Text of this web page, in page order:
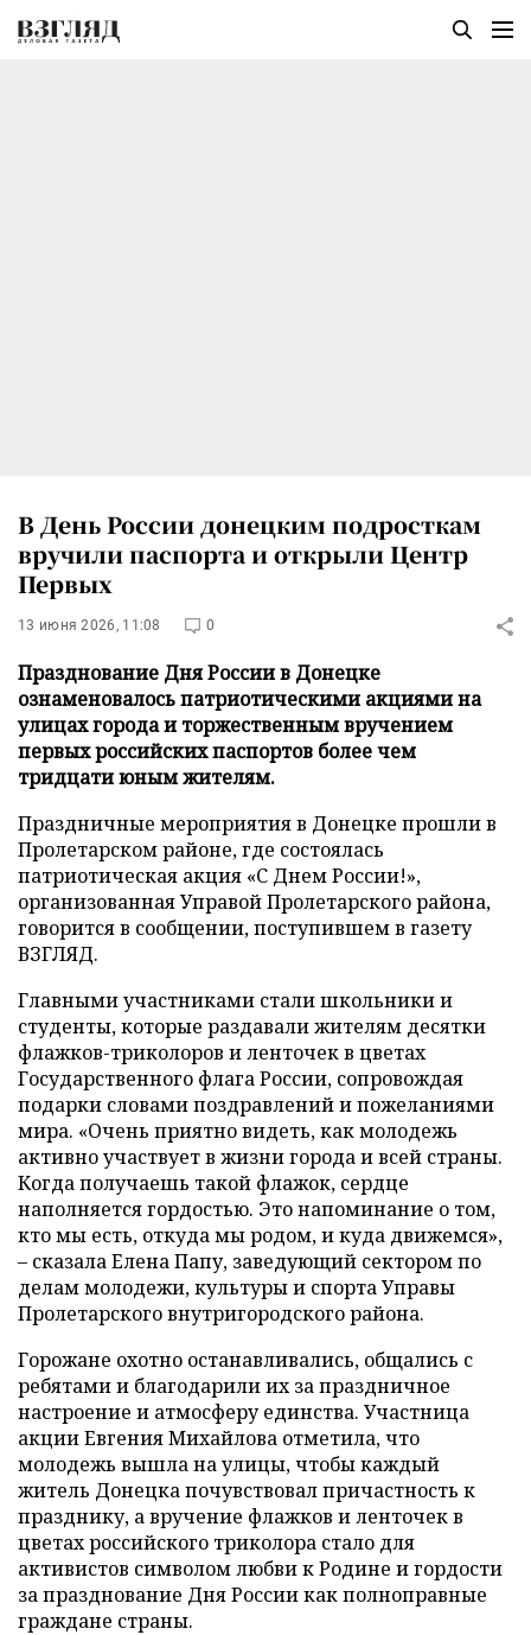
В День России донецким подросткам
вручили паспорта и открыли Центр
Первых
13 июня 2026, 11:08 0
Празднование Дня России в Донецке
ознаменовалось патриотическими акциями на
улицах города и торжественным вручением
первых российских паспортов более чем
тридцати юным жителям.
Праздничные мероприятия в Донецке прошли в
Пролетарском районе, где состоялась
патриотическая акция «С Днем России!»,
организованная Управой Пролетарского района,
говорится в сообщении, поступившем в газету
ВЗГЛЯД.
Главными участниками стали школьники и
студенты, которые раздавали жителям десятки
флажков-триколоров и ленточек в цветах
Государственного флага России, сопровождая
подарки словами поздравлений и пожеланиями
мира. «Очень приятно видеть, как молодежь
активно участвует в жизни города и всей страны.
Когда получаешь такой флажок, сердце
наполняется гордостью. Это напоминание о том,
кто мы есть, откуда мы родом, и куда движемся»,
– сказала Елена Папу, заведующий сектором по
делам молодежи, культуры и спорта Управы
Пролетарского внутригородского района.
Горожане охотно останавливались, общались с
ребятами и благодарили их за праздничное
настроение и атмосферу единства. Участница
акции Евгения Михайлова отметила, что
молодежь вышла на улицы, чтобы каждый
житель Донецка почувствовал причастность к
празднику, а вручение флажков и ленточек в
цветах российского триколора стало для
активистов символом любви к Родине и гордости
за празднование Дня России как полноправные
граждане страны.